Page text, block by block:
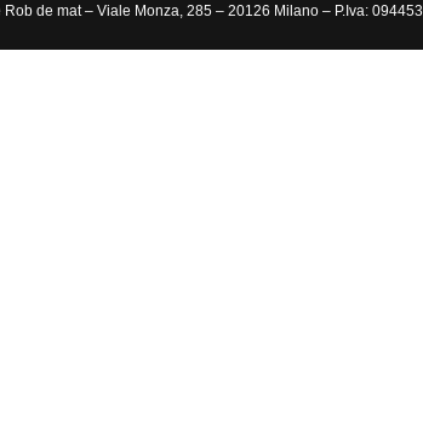
de mat – Viale Monza, 285 – 20126 Milano – P.Iva: